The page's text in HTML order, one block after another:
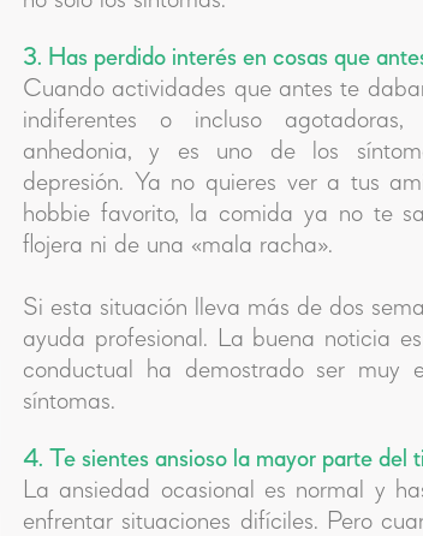
3. Has perdido interés en cosas que
Cuando actividades que antes te
indiferentes o incluso
anhedonia, y es uno de los
depresión. Ya no quieres ver a tus
hobbie favorito, la comida ya no te
flojera ni de una «mala racha».
Si esta situación lleva más de dos
ayuda profesional. La buena noticia
conductual ha demostrado ser muy
síntomas.
4. Te sientes ansioso la mayor parte del
La ansiedad ocasional es normal y
enfrentar situaciones difíciles. Pero